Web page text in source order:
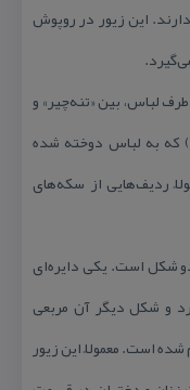
این زیور در روپوش
لباس، بین «تنه‌چیر» و
كه به لباس دوخته شده
ردیف‌هایی از سكه‌های
دو شكل است. یكی دایره‌ای
و شكل دیگر آن مربعی
است. معمولاً این زیور